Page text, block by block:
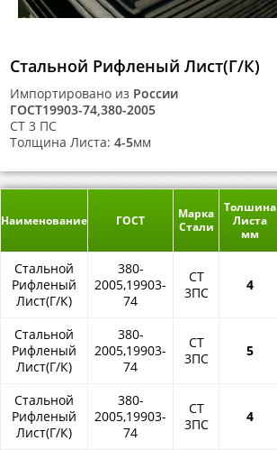
Стальной Рифленый Лист(Г/К)
Импортировано из России
ГОСТ19903-74,380-2005
СТ 3 ПС
Толщина Листа: 4-5мм
Наименование ГОСТ
Марка
Стали
Толшина
Листа
мм
Стальной
Рифленый
Лист(Г/К)
380-
2005,19903-
74
СТ
3ПС
4
Стальной
Рифленый
Лист(Г/К)
380-
2005,19903-
74
СТ
3ПС
5
Стальной
Рифленый
Лист(Г/К)
380-
2005,19903-
74
СТ
3ПС
4